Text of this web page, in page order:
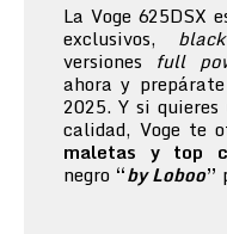
La Voge 625DSX
exclusivos, black
versiones full
ahora y
2025. Y si
calidad, Voge te
maletas y top
negro “by Loboo”